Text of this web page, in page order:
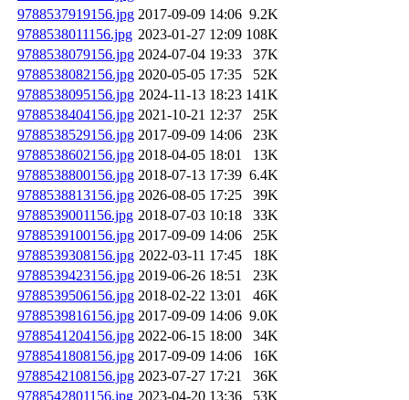
9788537919156.jpg 2017-09-09 14:06 9.2K
9788538011156.jpg 2023-01-27 12:09 108K
9788538079156.jpg 2024-07-04 19:33
37K
9788538082156.jpg 2020-05-05 17:35
52K
9788538095156.jpg 2024-11-13 18:23 141K
9788538404156.jpg 2021-10-21 12:37
25K
9788538529156.jpg 2017-09-09 14:06
23K
9788538602156.jpg 2018-04-05 18:01
13K
9788538800156.jpg 2018-07-13 17:39 6.4K
9788538813156.jpg 2026-08-05 17:25
39K
9788539001156.jpg 2018-07-03 10:18
33K
9788539100156.jpg 2017-09-09 14:06
25K
9788539308156.jpg 2022-03-11 17:45
18K
9788539423156.jpg 2019-06-26 18:51
23K
9788539506156.jpg 2018-02-22 13:01
46K
9788539816156.jpg 2017-09-09 14:06 9.0K
9788541204156.jpg 2022-06-15 18:00
34K
9788541808156.jpg 2017-09-09 14:06
16K
9788542108156.jpg 2023-07-27 17:21
36K
9788542801156.jpg 2023-04-20 13:36 53K